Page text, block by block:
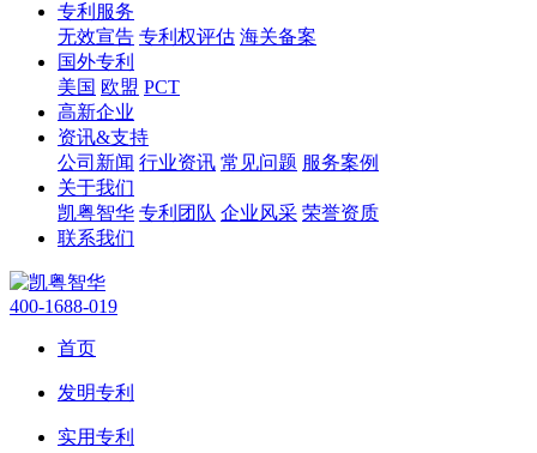
专利服务
无效宣告 专利权评估 海关备案
国外专利
美国 欧盟 PCT
高新企业
资讯&支持
公司新闻 行业资讯 常见问题 服务案例
关于我们
凯粤智华 专利团队 企业风采 荣誉资质
联系我们
400-1688-019
首页
发明专利
实用专利